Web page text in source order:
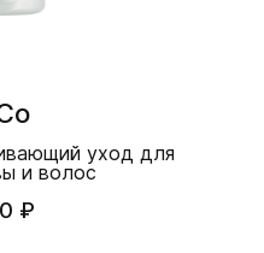
уход для
и волос
₽